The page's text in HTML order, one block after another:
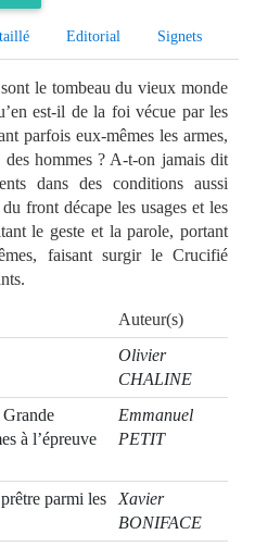
Editorial Signets
le tombeau du vieux monde
est-il de la foi vécue par les
parfois eux-mêmes les armes,
hommes ? A-t-on jamais dit
dans des conditions aussi
front décape les usages et les
le geste et la parole, portant
faisant surgir le Crucifié
Auteur(s)
Olivier
CHALINE
à l’épreuve
Emmanuel
PETIT
parmi les
Xavier
BONIFACE